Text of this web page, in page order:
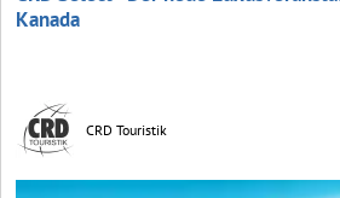
Kanada
CRD Touristik